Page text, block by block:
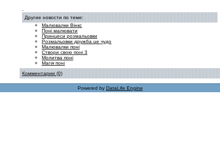
.
Другие новости по теме:
Малювалки Вінкс
Поні малювати
Принцеси розмальовки
Розмальовки дружба це чудо
Малювалки поні
Створи свою поні 3
Молитва поні
Магія поні
Комментарии (0)
Powered by DataLife Engine